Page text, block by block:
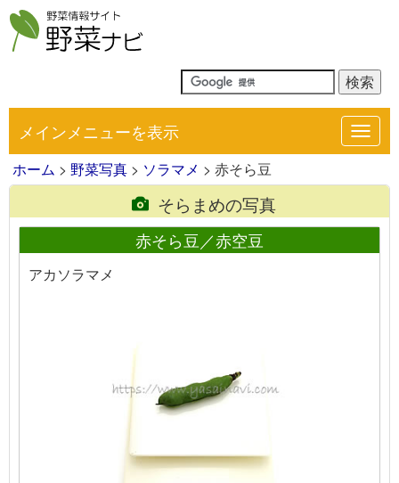
メインメニューを表示
ホーム > 野菜写真 > ソラマメ > 赤そら豆
そらまめの写真
赤そら豆／赤空豆
アカソラマメ